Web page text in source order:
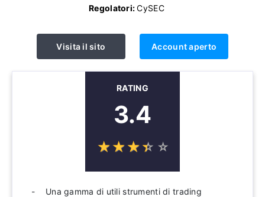
Regolatori:CySEC
Visita il sito Account aperto
RATING
3.4
☆☆☆☆ ☆
★★★★ ★
Una gamma di utili strumenti di trading